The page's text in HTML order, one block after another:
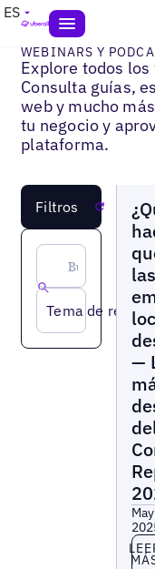
ES
WEBINARS Y
Explore todos
Consulta guías,
web y mucho
tu negocio y
plataforma.
Filtros
Tema de
las
—